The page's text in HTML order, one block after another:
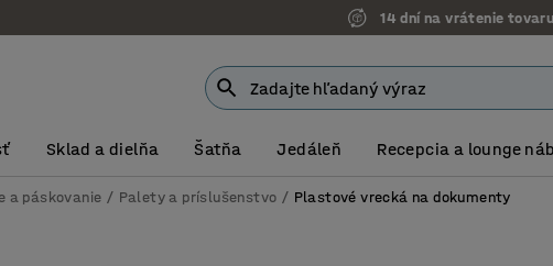
14 dní na vrátenie tovaru
Sklad a dielňa Šatňa Jedáleň Recepcia a lounge
a páskovanie Palety a príslušenstvo Plastové vrecká na dokumenty